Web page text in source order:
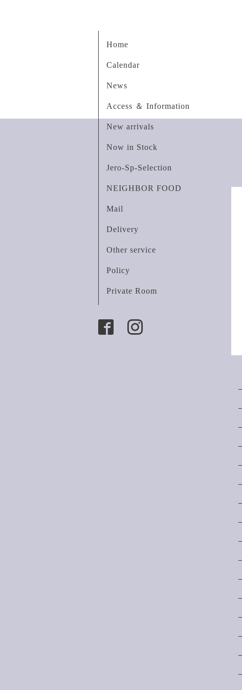
Home
Calendar
News
Access ＆ Information
New arrivals
Now in Stock
Jero-Sp-Selection
NEIGHBOR FOOD
Mail
Delivery
Other service
Policy
Private Room